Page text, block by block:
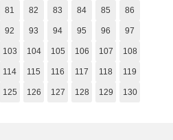
81 82 83 84 85 86
92 93 94 95 96 97
103 104 105 106 107 108
114 115 116 117 118 119
125 126 127 128 129 130